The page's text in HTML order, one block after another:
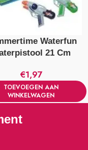
Waterfun
21 Cm
€1,97
TOEVOEGEN AAN
WINKELWAGEN